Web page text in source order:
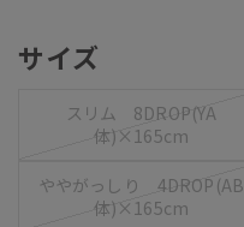
サイズ
スリム 8DROP(YA
体)×165cm
ややがっしり 4DROP(AB
体)×165cm